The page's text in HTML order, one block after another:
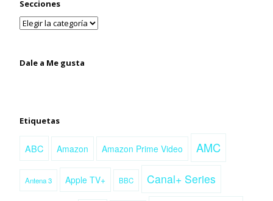
Secciones
Dale a Me gusta
Etiquetas
ABC Amazon Amazon Prime Video AMC
Antena 3 Apple TV+ BBC Canal+ Series